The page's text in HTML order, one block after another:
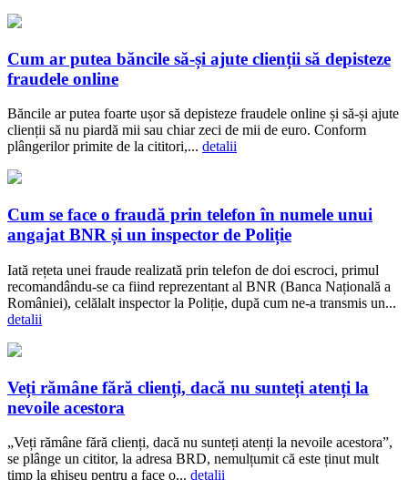
Cum ar putea băncile să-și ajute clienții să depisteze
fraudele online
Băncile ar putea foarte ușor să depisteze fraudele online și să-și ajute
clienții să nu piardă mii sau chiar zeci de mii de euro. Conform
plângerilor primite de la cititori,... detalii
Cum se face o fraudă prin telefon în numele unui
angajat BNR și un inspector de Poliție
Iată rețeta unei fraude realizată prin telefon de doi escroci, primul
recomandându-se ca fiind reprezentant al BNR (Banca Națională a
României), celălalt inspector la Poliție, după cum ne-a transmis un...
detalii
Veți rămâne fără clienți, dacă nu sunteți atenți la
nevoile acestora
„Veți rămâne fără clienți, dacă nu sunteți atenți la nevoile acestora”,
se plânge un cititor, la adresa BRD, nemulțumit că este ținut mult
timp la ghișeu pentru a face o... detalii